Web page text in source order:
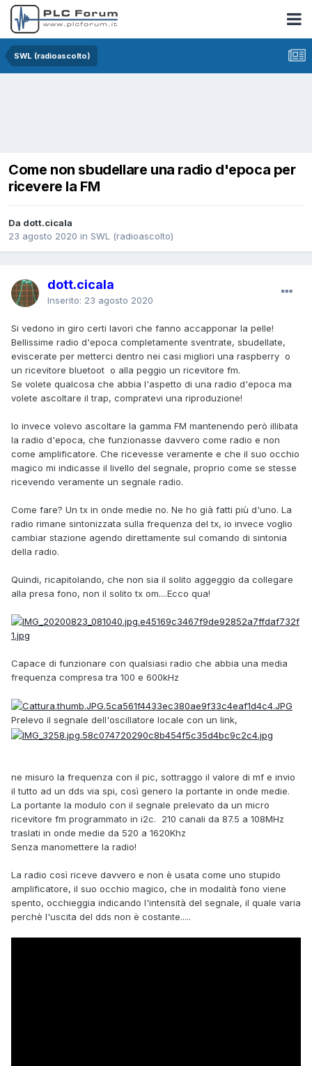
SWL (radioascolto)
Come non sbudellare una radio d'epoca per
ricevere la FM
Da dott.cicala
23 agosto 2020 in SWL (radioascolto)
dott.cicala
Inserito: 23 agosto 2020
Si vedono in giro certi lavori che fanno accapponar la pelle!
Bellissime radio d'epoca completamente sventrate, sbudellate,
eviscerate per metterci dentro nei casi migliori una raspberry o
un ricevitore bluetoot o alla peggio un ricevitore fm.
Se volete qualcosa che abbia l'aspetto di una radio d'epoca ma
volete ascoltare il trap, compratevi una riproduzione!
Io invece volevo ascoltare la gamma FM mantenendo però illibata
la radio d'epoca, che funzionasse davvero come radio e non
come amplificatore. Che ricevesse veramente e che il suo occhio
magico mi indicasse il livello del segnale, proprio come se stesse
ricevendo veramente un segnale radio.
Come fare? Un tx in onde medie no. Ne ho già fatti più d'uno. La
radio rimane sintonizzata sulla frequenza del tx, io invece voglio
cambiar stazione agendo direttamente sul comando di sintonia
della radio.
Quindi, ricapitolando, che non sia il solito aggeggio da collegare
alla presa fono, non il solito tx om....Ecco qua!
Capace di funzionare con qualsiasi radio che abbia una media
frequenza compresa tra 100 e 600kHz
Prelevo il segnale dell'oscillatore locale con un link,
ne misuro la frequenza con il pic, sottraggo il valore di mf e invio
il tutto ad un dds via spi, così genero la portante in onde medie.
La portante la modulo con il segnale prelevato da un micro
ricevitore fm programmato in i2c. 210 canali da 87.5 a 108MHz
traslati in onde medie da 520 a 1620Khz
Senza manomettere la radio!
La radio così riceve davvero e non è usata come uno stupido
amplificatore, il suo occhio magico, che in modalità fono viene
spento, occhieggia indicando l'intensità del segnale, il quale varia
perchè l'uscita del dds non è costante.....